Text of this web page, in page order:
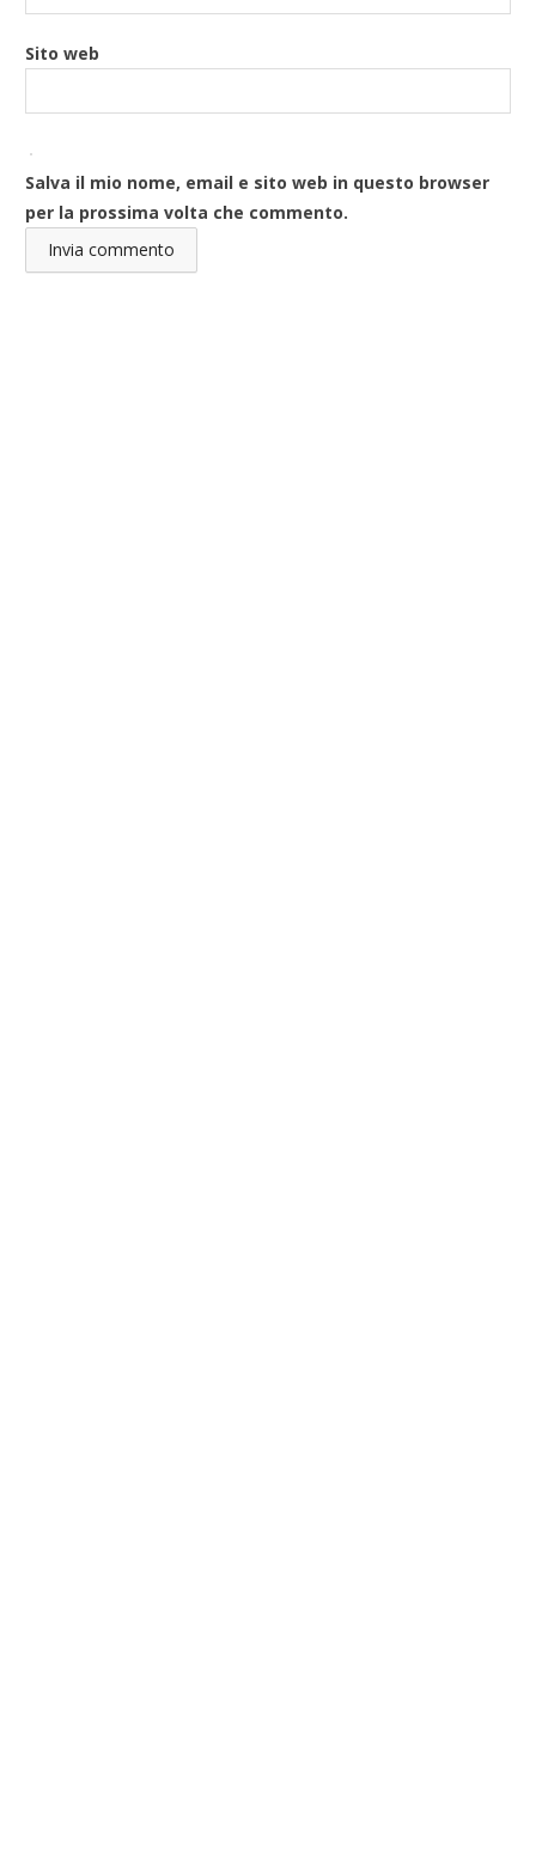
Sito web
Salva il mio nome, email e sito web in questo browser
per la prossima volta che commento.